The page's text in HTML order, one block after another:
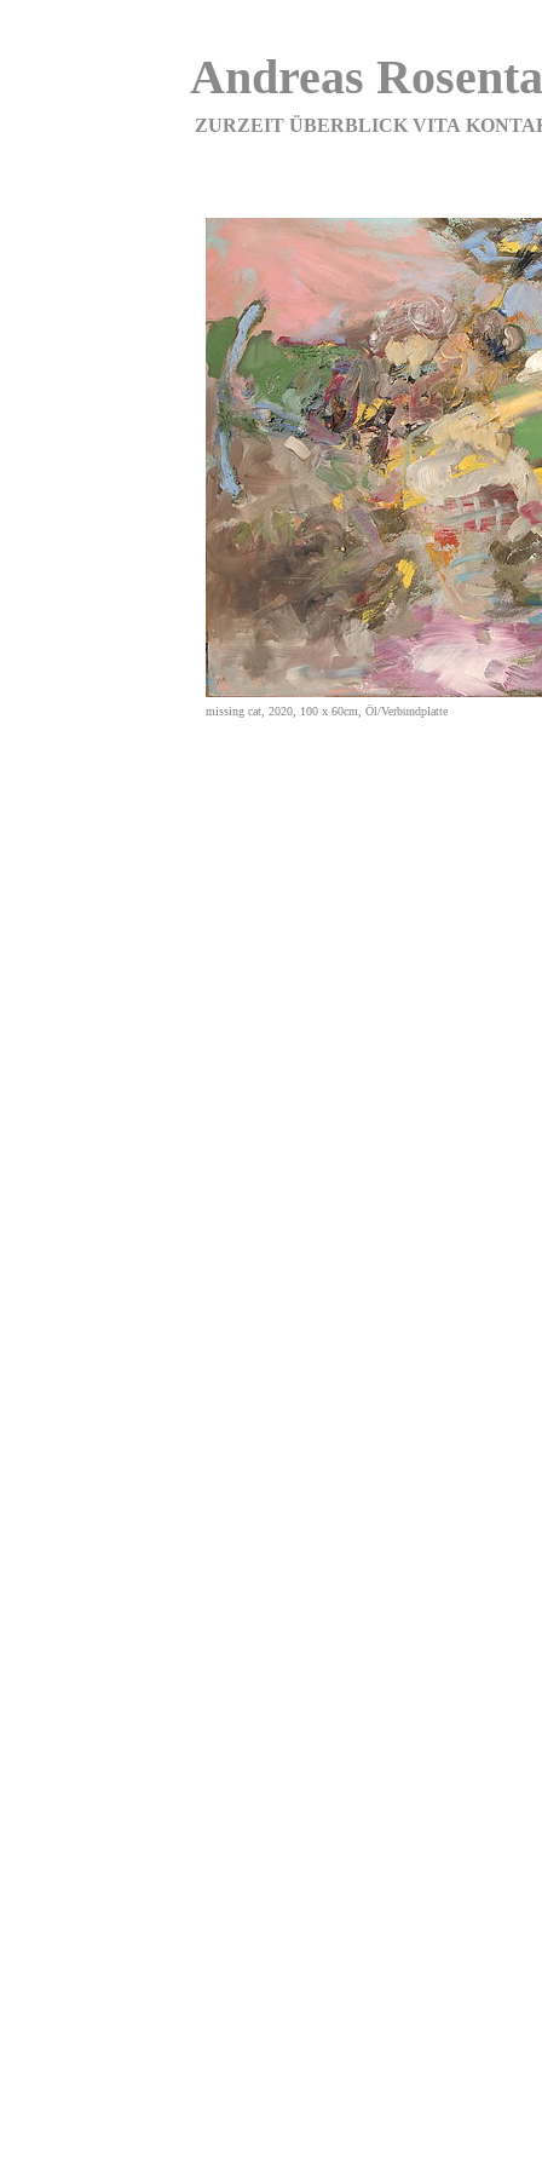
Andreas
ZURZEIT ÜBERBLICK VITA
missing cat, 2020, 100 x 60cm, Öl/Verbundplatte